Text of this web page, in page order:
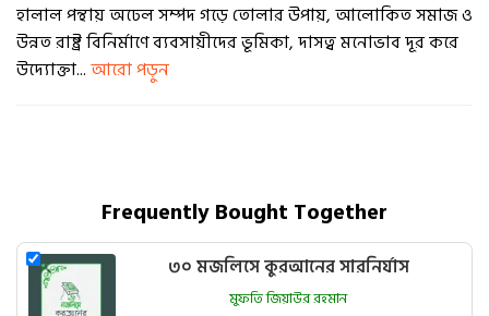
হালাল পন্থায় অঢেল সম্পদ গড়ে তোলার উপায়, আলোকিত সমাজ ও
উন্নত রাষ্ট্র বিনির্মাণে ব্যবসায়ীদের ভূমিকা, দাসত্ব মনোভাব দূর করে
উদ্যোক্তা...আরো পড়ুন
Frequently Bought Together
৩০ মজলিসে কুরআনের সারনির্যাস
মুফতি জিয়াউর রহমান